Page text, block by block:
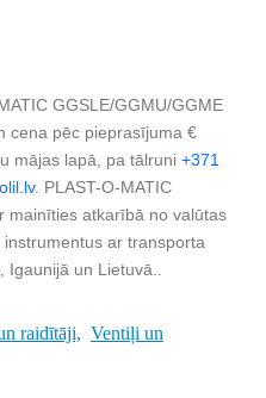
GGSLE/GGMU/GGME
cena pēc pieprasījuma €
mājas lapā, pa tālruni +371
. PLAST-O-MATIC
mainīties atkarībā no valūtas
ar transporta
un Lietuvā..
raidītāji, Ventiļi un